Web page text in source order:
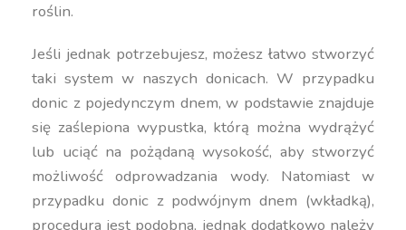
roślin.
Jeśli jednak potrzebujesz, możesz łatwo stworzyć
taki system w naszych donicach. W przypadku
donic z pojedynczym dnem, w podstawie znajduje
się zaślepiona wypustka, którą można wydrążyć
lub uciąć na pożądaną wysokość, aby stworzyć
możliwość odprowadzania wody. Natomiast w
przypadku donic z podwójnym dnem (wkładką),
procedura jest podobna, jednak dodatkowo należy